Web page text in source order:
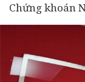
Chứng khoán